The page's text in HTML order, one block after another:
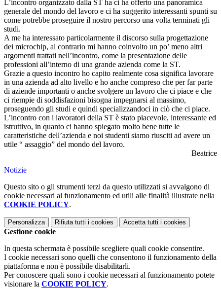
L’incontro organizzato dalla ST ha ci ha offerto una panoramica
generale del mondo del lavoro e ci ha suggerito interessanti spunti su
come potrebbe proseguire il nostro percorso una volta terminati gli
studi.
A me ha interessato particolarmente il discorso sulla progettazione
dei microchip, al contrario mi hanno coinvolto un po’ meno altri
argomenti trattati nell’incontro, come la presentazione delle
professioni all’interno di una grande azienda come la ST.
Grazie a questo incontro ho capito realmente cosa significa lavorare
in una azienda ad alto livello e ho anche compreso che per far parte
di aziende importanti o anche svolgere un lavoro che ci piace e che
ci riempie di soddisfazioni bisogna impegnarsi al massimo,
proseguendo gli studi e quindi specializzandoci in ciò che ci piace.
L’incontro con i lavoratori della ST è stato piacevole, interessante ed
istruttivo, in quanto ci hanno spiegato molto bene tutte le
caratteristiche dell’azienda e noi studenti siamo riusciti ad avere un
utile “ assaggio” del mondo del lavoro.
Beatrice
Notizie
Questo sito o gli strumenti terzi da questo utilizzati si avvalgono di
cookie necessari al funzionamento ed utili alle finalità illustrate nella
COOKIE POLICY.
Personalizza Rifiuta tutti i cookies Accetta tutti i cookies
Gestione cookie
In questa schermata è possibile scegliere quali cookie consentire.
I cookie necessari sono quelli che consentono il funzionamento della
piattaforma e non è possibile disabilitarli.
Per conoscere quali sono i cookie necessari al funzionamento potete
visionare la COOKIE POLICY.